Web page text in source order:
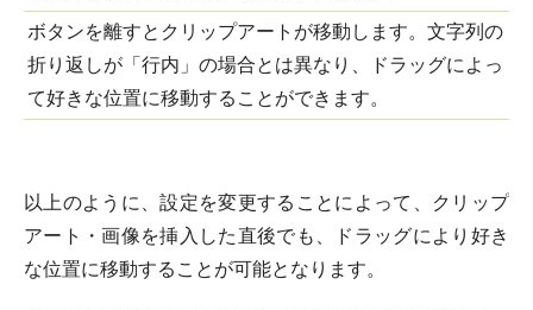
ボタンを離すとクリップアートが移動します。文字列の
折り返しが「行内」の場合とは異なり、ドラッグによっ
て好きな位置に移動することができます。
以上のように、設定を変更することによって、クリップ
アート・画像を挿入した直後でも、ドラッグにより好き
な位置に移動することが可能となります。